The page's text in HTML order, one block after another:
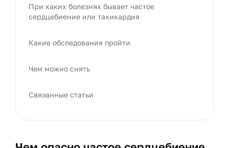
При каких болезнях бывает частое
сердцебиение или тахикардия
Какие обследования пройти
Чем можно снять
Связанные статьи